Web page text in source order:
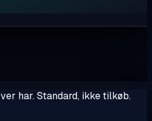
har. Standard, ikke tilkøb.